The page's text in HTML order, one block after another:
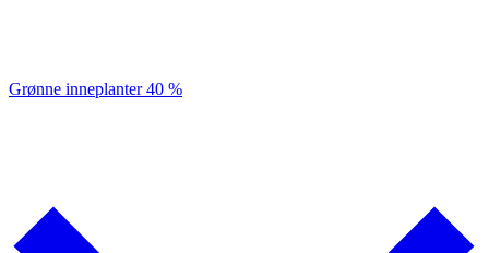
Grønne inneplanter40 %